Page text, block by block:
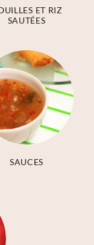
ET RIZ
SAUTÉES
SAUCES